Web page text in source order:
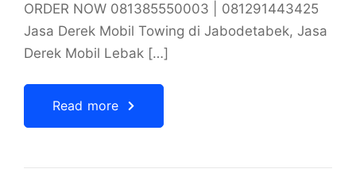
ORDER NOW 081385550003 | 081291443425
Jasa Derek Mobil Towing di Jabodetabek, Jasa
Derek Mobil Lebak […]
Read more